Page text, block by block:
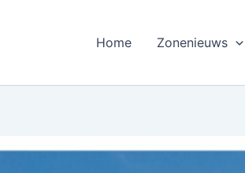
Home Zonenieuws